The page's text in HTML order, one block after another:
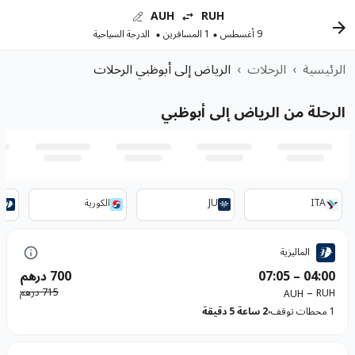
RUH
AUH
9 أغسطس 1 المسافرين الدرجة السياحية
الرئيسية › الرحلات › الرياض إلى أبوظبي الرحلات
الرحلة من الرياض إلى أبوظبي
ITA
JU الكورية
الماليزية
04:00
–
07:05 700 درهم
RUH
–
AUH
715 درهم
1 محطات توقف
2 ساعة 5 دقيقة